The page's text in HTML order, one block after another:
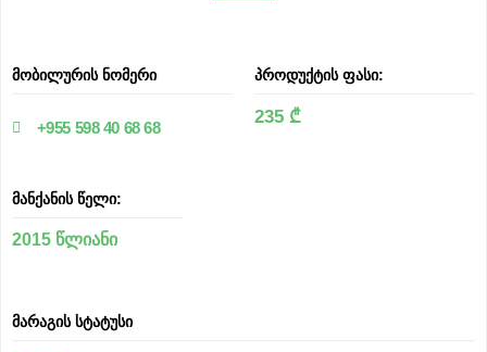
მობილურის ნომერი
+955 598 40 68 68
პროდუქტის ფასი:
235 ₾
მანქანის წელი:
2015 წლიანი
მარაგის სტატუსი